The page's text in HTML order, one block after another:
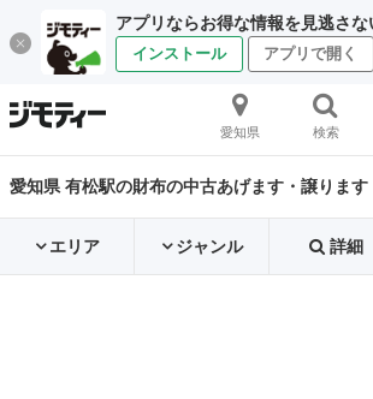
アプリならお得な情報を見逃さな
インストール アプリで開く
愛知県 検索
愛知県 有松駅の財布の中古あげます・譲ります
エリア ジャンル 詳細